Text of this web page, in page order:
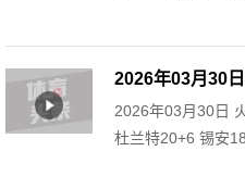
2026年03月30
36+14+7 杜兰特
2026年03月30日
杜兰特20+6 锡安